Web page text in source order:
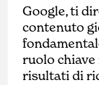
Google, ti
contenuto
ruolo
risultati di